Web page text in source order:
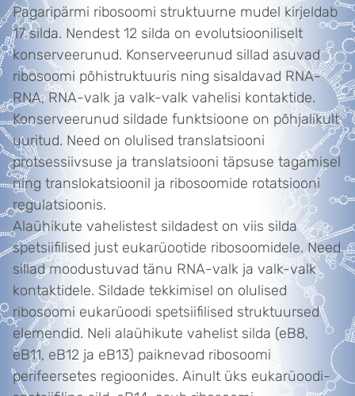
Pagaripärmi ribosoomi struktuurne mudel kirjeldab
17 silda. Nendest 12 silda on evolutsiooniliselt
konserveerunud. Konserveerunud sillad asuvad
ribosoomi põhistruktuuris ning sisaldavad RNA-
RNA, RNA-valk ja valk-valk vahelisi kontaktide.
Konserveerunud sildade funktsioone on põhjalikult
uuritud. Need on olulised translatsiooni
protsessiivsuse ja translatsiooni täpsuse tagamisel
ning translokatsioonil ja ribosoomide rotatsiooni
regulatsioonis.
Alaühikute vahelistest sildadest on viis silda
spetsiifilised just eukarüootide ribosoomidele. Need
sillad moodustuvad tänu RNA-valk ja valk-valk
kontaktidele. Sildade tekkimisel on olulised
ribosoomi eukarüoodi spetsiifilised struktuursed
elemendid. Neli alaühikute vahelist silda (eB8,
eB11, eB12 ja eB13) paiknevad ribosoomi
perifeersetes regioonides. Ainult üks eukarüoodi-